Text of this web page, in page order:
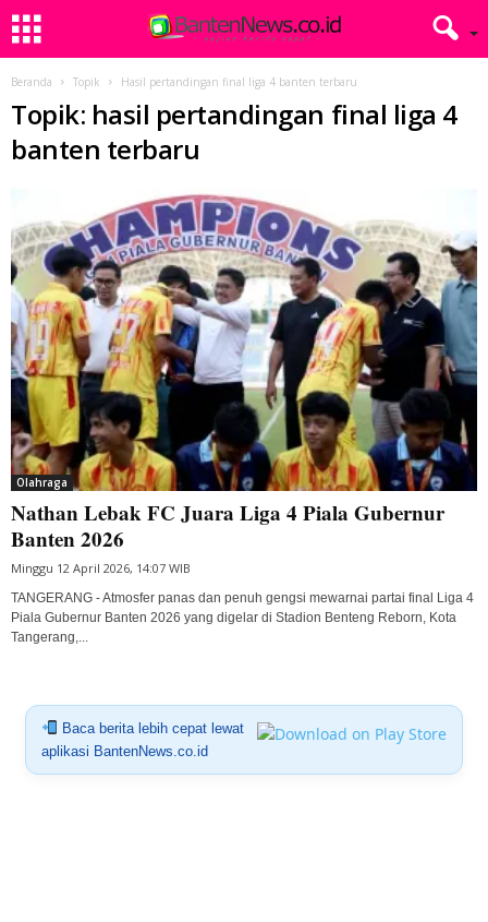
Beranda Topik Hasil pertandingan final liga 4 banten terbaru
Topik: hasil pertandingan final liga 4
banten terbaru
Olahraga
Nathan Lebak FC Juara Liga 4 Piala Gubernur
Banten 2026
Minggu 12 April 2026, 14:07 WIB
TANGERANG - Atmosfer panas dan penuh gengsi mewarnai partai final Liga 4
Piala Gubernur Banten 2026 yang digelar di Stadion Benteng Reborn, Kota
Tangerang,...
Baca berita lebih cepat lewat
aplikasi BantenNews.co.id